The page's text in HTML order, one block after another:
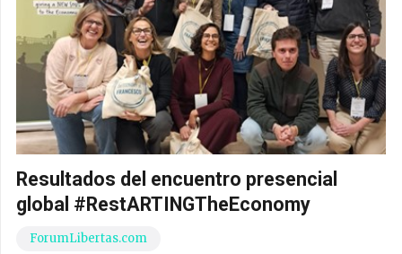
Resultados del encuentro presencial
global #RestARTINGTheEconomy
ForumLibertas.com